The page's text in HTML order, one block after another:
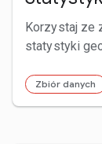
Korzystaj ze
statystyki
Zbiór danych